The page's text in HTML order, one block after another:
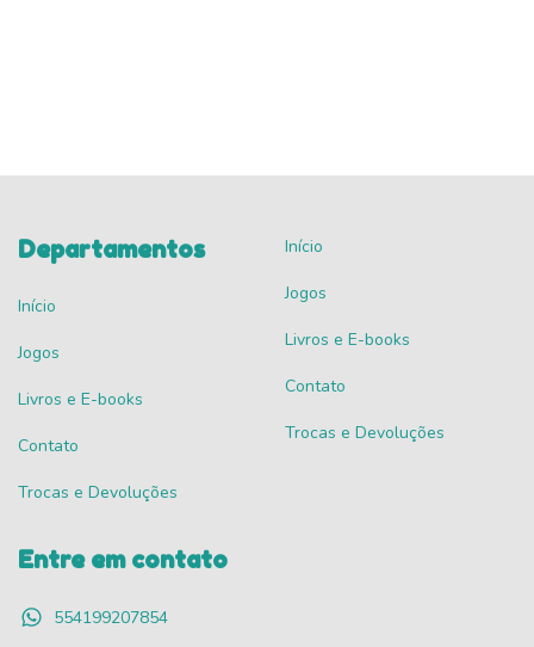
Departamentos
Início
Jogos
Livros e E-books
Contato
Trocas e Devoluções
Início
Jogos
Livros e E-books
Contato
Trocas e Devoluções
Entre em contato
554199207854